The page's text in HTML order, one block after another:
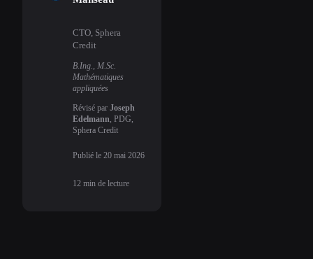
CTO, Sphera
Credit
B.Ing., M.Sc.
Mathématiques
appliquées
Révisé par Joseph
Edelmann , PDG,
Sphera Credit
Publié le 20 mai 2026
12 min de lecture